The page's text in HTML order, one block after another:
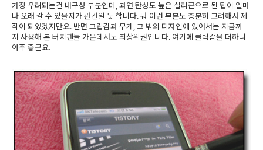
가장 우려되는건 내구성 부분인데, 과연 탄성도 높은 실리콘으로 된 팁이 얼마
나 오래 갈 수 있을지가 관건일 듯 합니다. 뭐 이런 부분도 충분히 고려해서 제
작이 되었겠지만요. 반면 그립감과 무게, 그 밖의 디자인에 있어서는 지금까
지 사용해 본 터치펜들 가운데서도 최상위권입니다. 여기에 클릭감을 더하니
아주 좋군요.